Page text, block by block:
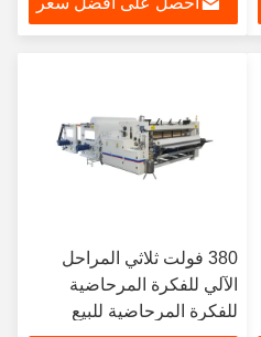
380 فولت ثلاثي المراحل
الآلي للفكرة المرحاضية
للفكرة المرحاضية للبيع